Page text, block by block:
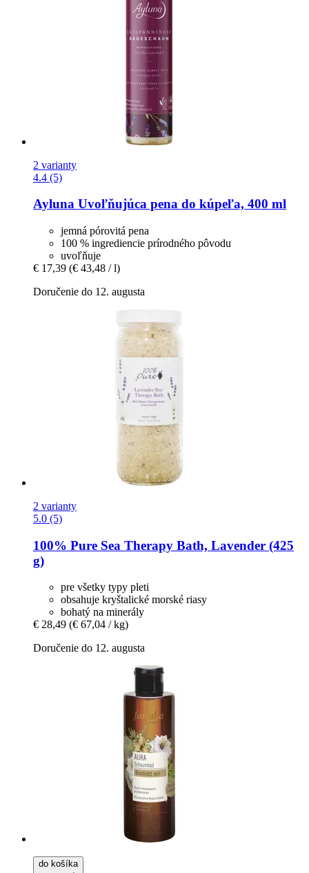
2 varianty
4.4 (5)
Ayluna Uvoľňujúca pena do kúpeľa, 400 ml
jemná pórovitá pena
100 % ingrediencie prírodného pôvodu
uvoľňuje
€ 17,39 (€ 43,48 / l)
Doručenie do 12. augusta
2 varianty
5.0 (5)
100% Pure Sea Therapy Bath, Lavender (425
g)
pre všetky typy pleti
obsahuje kryštalické morské riasy
bohatý na minerály
€ 28,49 (€ 67,04 / kg)
Doručenie do 12. augusta
do košíka